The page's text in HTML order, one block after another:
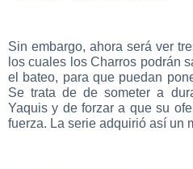
Sin embargo, ahora será ver
los cuales los Charros podrán
el bateo, para que puedan
Se trata de de someter a
Yaquis y de forzar a que su
fuerza. La serie adquirió así un